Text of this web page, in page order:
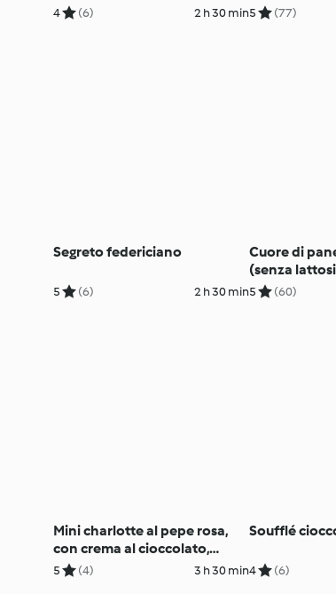
4 (6) 2 h 30 min5 (77)
Segreto federiciano
5 (6) 2 h 30 min
Cuore di
(senza
5 (60)
Mini charlotte al pepe rosa,
con crema al cioccolato,
lamponi e karkadé
5 (4) 3 h 30 min
Soufflé
4 (6)